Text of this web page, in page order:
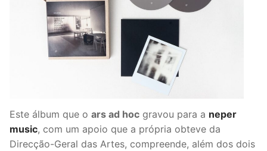
Este álbum que o ars ad hoc gravou para a neper
music, com um apoio que a própria obteve da
Direcção-Geral das Artes, compreende, além dos dois